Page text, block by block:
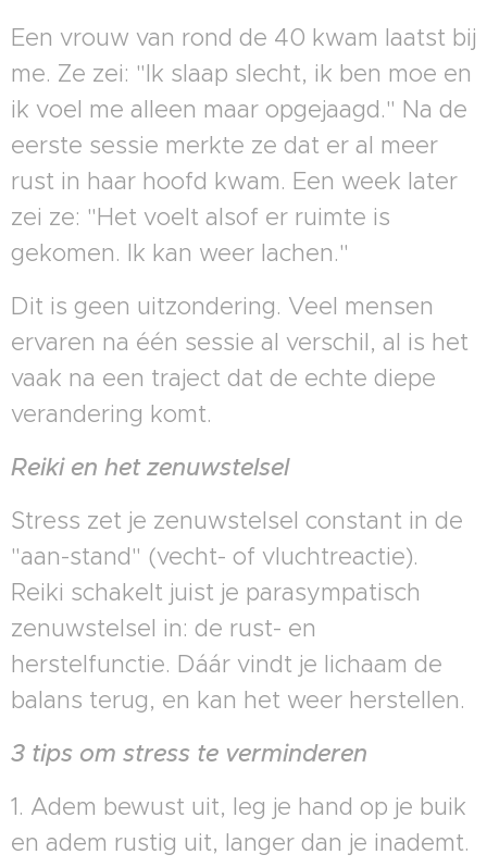
Een vrouw van rond de 40 kwam laatst bij
me. Ze zei: "Ik slaap slecht, ik ben moe en
ik voel me alleen maar opgejaagd." Na de
eerste sessie merkte ze dat er al meer
rust in haar hoofd kwam. Een week later
zei ze: "Het voelt alsof er ruimte is
gekomen. Ik kan weer lachen."
Dit is geen uitzondering. Veel mensen
ervaren na één sessie al verschil, al is het
vaak na een traject dat de echte diepe
verandering komt.
Reiki en het zenuwstelsel
Stress zet je zenuwstelsel constant in de
"aan-stand" (vecht- of vluchtreactie).
Reiki schakelt juist je parasympatisch
zenuwstelsel in: de rust- en
herstelfunctie. Dáár vindt je lichaam de
balans terug, en kan het weer herstellen.
3 tips om stress te verminderen
1. Adem bewust uit, leg je hand op je buik
en adem rustig uit, langer dan je inademt.